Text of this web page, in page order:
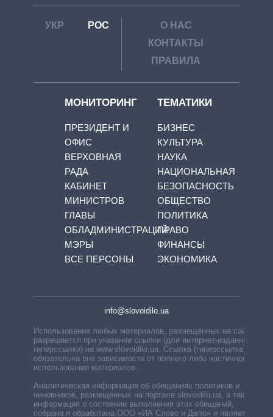
УКР РОС
О НАС
КОНТАКТЫ
ПРАВИЛА
МОНИТОРИНГ
ПРЕЗИДЕНТ И
ОФИС
ВЕРХОВНАЯ
РАДА
КАБИНЕТ
МИНИСТРОВ
ГЛАВЫ
ОБЛАДМИНИСТРАЦИЙ
МЭРЫ
ВСЕ ПЕРСОНЫ
ТЕМАТИКИ
БИЗНЕС
КУЛЬТУРА
НАУКА
НАЦИОНАЛЬНАЯ
БЕЗОПАСНОСТЬ
ОБЩЕСТВО
ПОЛИТИКА
ПРАВО
ФИНАНСЫ
ЭКОНОМИКА
info@slovoidilo.ua
Использование любых материалов, размещённых на сайте,
разрешается при указании ссылки (для интернет-изданий —
гиперссылки) на www.slovoidilo.ua. Ссылка (гиперссылка)
обязательна вне зависимости от полного либо частичного
использования материалов.
Аналитическая информация об обещаниях политиков и
чиновников, размещенных на портале slovoidilo.ua, а также
информация о состоянии выполнения этих обещаний,
собрана и обработана ООО «ИА Слово и Дело» и является